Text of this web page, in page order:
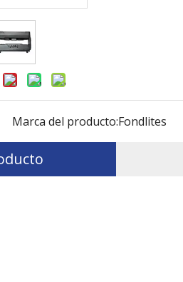
Marca del producto:Fondlites